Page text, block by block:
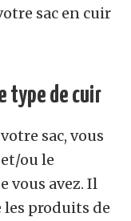
sac en cuir
type de cuir
sac, vous
ou le
vous avez. Il
les produits de